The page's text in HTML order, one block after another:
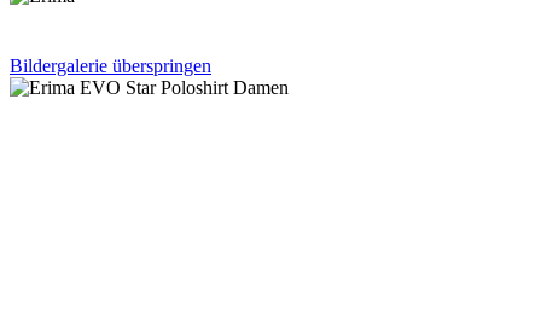
Bildergalerie überspringen